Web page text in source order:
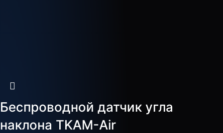
Беспроводной датчик угла
наклона TKAM-Air